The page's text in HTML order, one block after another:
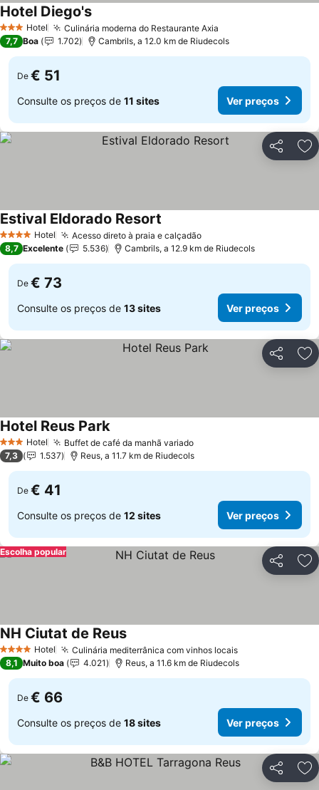
3 EstrelasHotel Culinária moderna do Restaurante Axia
Hotel Diego'sVer preços
7,7 Boa 1.702 Cambrils, a 12.0 km de Riudecols
De € 51
Consulte os preços de 11 sites Ver preços
Partilhar
4 EstrelasHotel Acesso direto à praia e calçadãoVer preços
Estival Eldorado Resort
8,7 Excelente 5.536 Cambrils, a 12.9 km de Riudecols
De € 73
Consulte os preços de 13 sites Ver preços
Partilhar
3 EstrelasHotel Buffet de café da manhã variadoVer preços
Hotel Reus ParkVer preços
7,3 1.537 Reus, a 11.7 km de Riudecols
De € 41
Consulte os preços de 12 sites Ver preços
Partilhar
Escolha popular
4 EstrelasHotel Culinária mediterrânica com vinhos locaisVer preços
NH Ciutat de ReusVer preços
8,1 Muito boa 4.021 Reus, a 11.6 km de Riudecols
De € 66
Consulte os preços de 18 sites Ver preços
Partilhar